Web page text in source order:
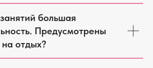
большая
Предусмотрены
отдых?